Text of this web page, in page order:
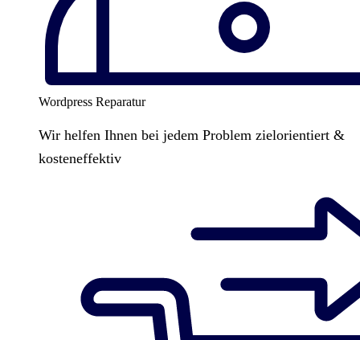
Wordpress Reparatur
Wir helfen Ihnen bei jedem Problem zielorientiert &
kosteneffektiv